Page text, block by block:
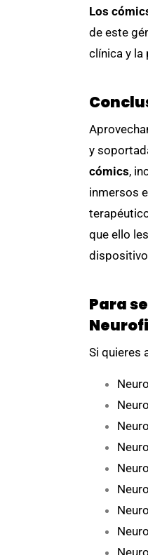
Los
de este
clínica y la
y
cómics,
inmersos
que ello
Para
Si quieres